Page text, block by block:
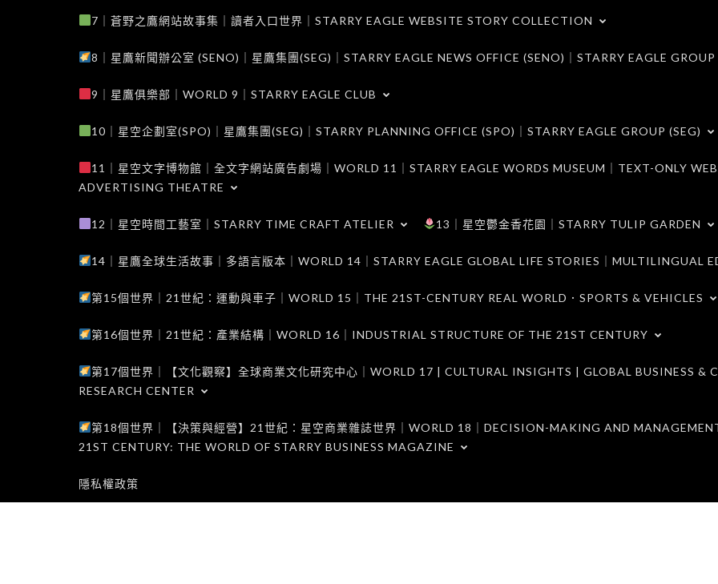
7｜蒼野之鷹網站故事集｜讀者入口世界｜STARRY EAGLE WEBSITE STORY COLLECTION
8｜星鷹新聞辦公室 (SENO)｜星鷹集團(SEG)｜STARRY EAGLE NEWS OFFICE (SENO)｜STARRY EAGLE GROUP
9｜星鷹俱樂部｜WORLD 9｜STARRY EAGLE CLUB
10｜星空企劃室(SPO)｜星鷹集團(SEG)｜STARRY PLANNING OFFICE (SPO)｜STARRY EAGLE GROUP (SEG)
11｜星空文字博物館｜全文字網站廣告劇場｜WORLD 11｜STARRY EAGLE WORDS MUSEUM｜TEXT-ONLY
ADVERTISING THEATRE
12｜星空時間工藝室｜STARRY TIME CRAFT ATELIER 13｜星空鬱金香花園｜STARRY TULIP GARDEN
14｜星鷹全球生活故事｜多語言版本｜WORLD 14｜STARRY EAGLE GLOBAL LIFE STORIES｜MULTILINGUAL
第15個世界｜21世紀：運動與車子｜WORLD 15｜THE 21ST-CENTURY REAL WORLD．SPORTS & VEHICLES
第16個世界｜21世紀：產業結構｜WORLD 16｜INDUSTRIAL STRUCTURE OF THE 21ST CENTURY
第17個世界｜【文化觀察】全球商業文化研究中心｜WORLD 17 | CULTURAL INSIGHTS | GLOBAL BUSINESS &
RESEARCH CENTER
第18個世界｜【決策與經營】21世紀：星空商業雜誌世界｜WORLD 18｜DECISION-MAKING AND
21ST CENTURY: THE WORLD OF STARRY BUSINESS MAGAZINE
隱私權政策